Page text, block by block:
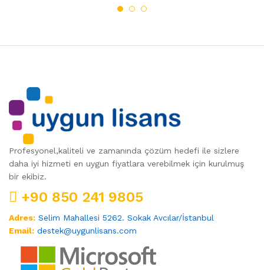
Profesyonel,kaliteli ve zamanında çözüm hedefi ile sizlere
daha iyi hizmeti en uygun fiyatlara verebilmek için kurulmuş
bir ekibiz.
+90 850 241 9805
Adres: Selim Mahallesi 5262. Sokak Avcılar/İstanbul
Email: destek@uygunlisans.com